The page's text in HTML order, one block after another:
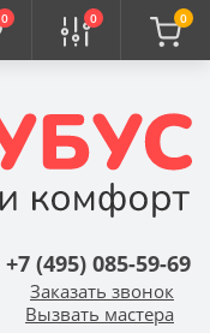
0 0 0
+7 (495) 085-59-69
Заказать звонок
Вызвать мастера